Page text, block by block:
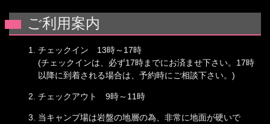
ご利用案内
チェックイン 13時～17時
(チェックインは、必ず17時までにお済ませ下さい。17時
以降に到着される場合は、予約時にご相談下さい。)
チェックアウト 9時～11時
当キャンプ場は岩盤の地層の為、非常に地面が硬いで